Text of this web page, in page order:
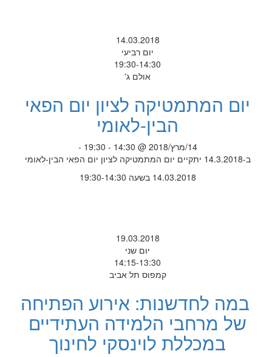
14.03.2018
יום רביעי
19:30-14:30
אולם ג'
יום המתמטיקה לציון יום הפאי
הבין-לאומי
14/מרץ/2018 @ 14:30 - 19:30 -
ב-14.3.2018 יתקיים יום המתמטיקה לציון יום הפאי הבין-לאומי
14.03.2018 בשעה 19:30-14:30
19.03.2018
יום שני
14:15-13:30
קמפוס תל אביב
במה לחדשנות: אירוע הפתיחה
של מרחבי הלמידה העתידיים
במכללת לוינסקי לחינוך